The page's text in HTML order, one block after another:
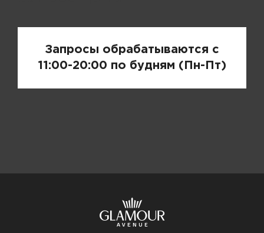
Запросы обрабатываются с
11:00-20:00 по будням (Пн-Пт)